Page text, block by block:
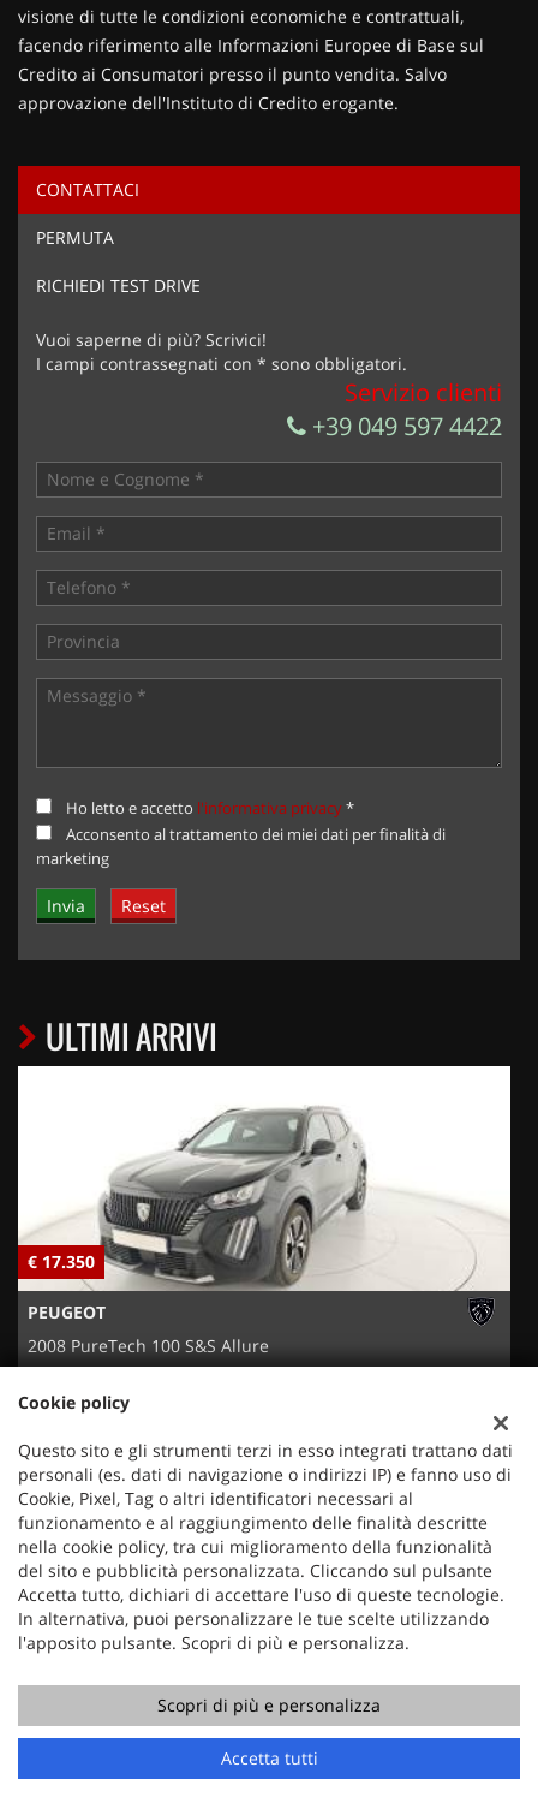
Ho letto e accettol'informativa privacy*
Acconsento al trattamento dei miei dati per finalità di
Invia la tua richiesta
visione di tutte le condizioni economiche e contrattuali,
facendo riferimento alle Informazioni Europee di Base sul
Credito ai Consumatori presso il punto vendita. Salvo
approvazione dell'Instituto di Credito erogante.
CONTATTACI
PERMUTA
RICHIEDI TEST DRIVE
Vuoi saperne di più? Scrivici!
I campi contrassegnati con * sono obbligatori.
Servizio clienti
+39 049 597 4422
Ho letto e accetto l'informativa privacy*
Acconsento al trattamento dei miei dati per finalità di
marketing
Contatta un consulente
ULTIMI ARRIVI
€ 17.350
PEUGEOT
2008 PureTech 100 S&S Allure
Mercauto
Via Nazionale 171
Telefono:
+39 049 597 4422
Cookie policy
Questo sito e gli strumenti terzi in esso integrati trattano dati
personali (es. dati di navigazione o indirizzi IP) e fanno uso di
Cookie, Pixel, Tag o altri identificatori necessari al
funzionamento e al raggiungimento delle finalità descritte
nella cookie policy, tra cui miglioramento della funzionalità
del sito e pubblicità personalizzata. Cliccando sul pulsante
Accetta tutto, dichiari di accettare l'uso di queste tecnologie.
In alternativa, puoi personalizzare le tue scelte utilizzando
l'apposito pulsante. Scopri di più e personalizza.
Scopri di più e personalizza
Accetta tutti